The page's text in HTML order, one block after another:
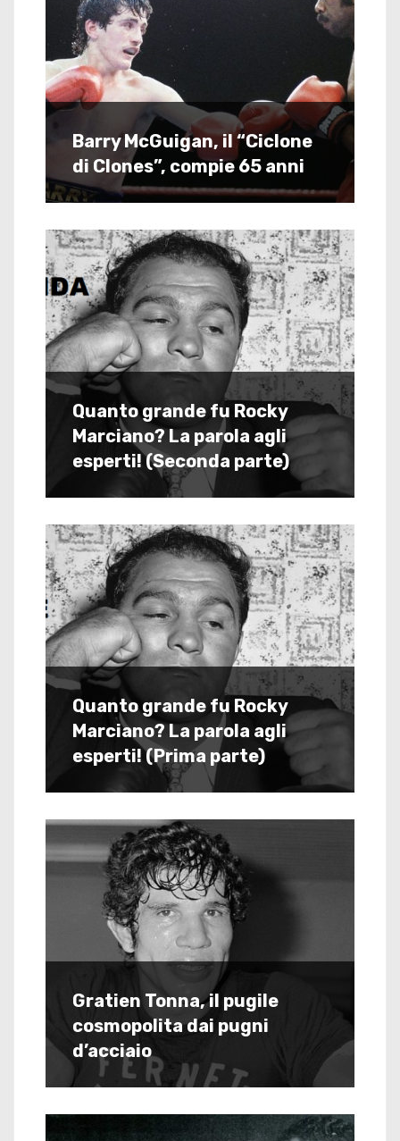
Barry McGuigan, il “Ciclone
di Clones”, compie 65 anni
Quanto grande fu Rocky
Marciano? La parola agli
esperti! (Seconda parte)
Quanto grande fu Rocky
Marciano? La parola agli
esperti! (Prima parte)
Gratien Tonna, il pugile
cosmopolita dai pugni
d’acciaio